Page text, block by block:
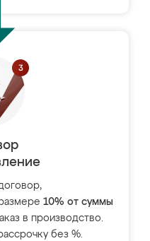
10% от суммы
в производство.
без %.